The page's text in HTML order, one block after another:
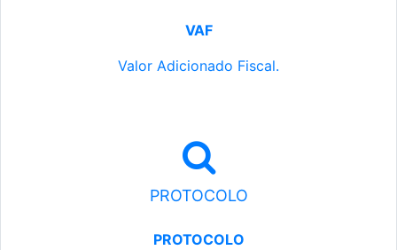
VAF
Valor Adicionado Fiscal.
PROTOCOLO
PROTOCOLO